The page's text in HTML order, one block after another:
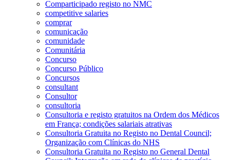
Comparticipado registo no NMC
competitive salaries
comprar
comunicação
comunidade
Comunitária
Concurso
Concurso Público
Concursos
consultant
Consultor
consultoria
Consultoria e registo gratuitos na Ordem dos Médicos
em França; condições salariais atrativas
Consultoria Gratuita no Registo no Dental Council;
Organização com Clínicas do NHS
Consultoria Gratuita no Registo no General Dental